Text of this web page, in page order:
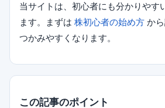
当サイトは、初心者にも分かりやす
ます。まずは 株初心者の始め方 か
つかみやすくなります。
この記事のポイント